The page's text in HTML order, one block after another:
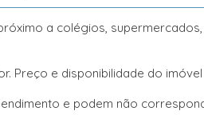
a colégios,
Preço e disponibilidade do
e podem não